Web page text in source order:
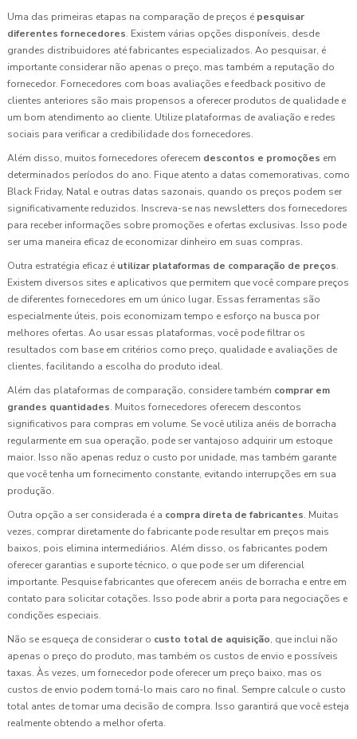
Uma das primeiras etapas na comparação de preços é pesquisar
diferentes fornecedores. Existem várias opções disponíveis, desde
grandes distribuidores até fabricantes especializados. Ao pesquisar, é
importante considerar não apenas o preço, mas também a reputação do
fornecedor. Fornecedores com boas avaliações e feedback positivo de
clientes anteriores são mais propensos a oferecer produtos de qualidade e
um bom atendimento ao cliente. Utilize plataformas de avaliação e redes
sociais para verificar a credibilidade dos fornecedores.
Além disso, muitos fornecedores oferecem descontos e promoções em
determinados períodos do ano. Fique atento a datas comemorativas, como
Black Friday, Natal e outras datas sazonais, quando os preços podem ser
significativamente reduzidos. Inscreva-se nas newsletters dos fornecedores
para receber informações sobre promoções e ofertas exclusivas. Isso pode
ser uma maneira eficaz de economizar dinheiro em suas compras.
Outra estratégia eficaz é utilizar plataformas de comparação de preços.
Existem diversos sites e aplicativos que permitem que você compare preços
de diferentes fornecedores em um único lugar. Essas ferramentas são
especialmente úteis, pois economizam tempo e esforço na busca por
melhores ofertas. Ao usar essas plataformas, você pode filtrar os
resultados com base em critérios como preço, qualidade e avaliações de
clientes, facilitando a escolha do produto ideal.
Além das plataformas de comparação, considere também comprar em
grandes quantidades. Muitos fornecedores oferecem descontos
significativos para compras em volume. Se você utiliza anéis de borracha
regularmente em sua operação, pode ser vantajoso adquirir um estoque
maior. Isso não apenas reduz o custo por unidade, mas também garante
que você tenha um fornecimento constante, evitando interrupções em sua
produção.
Outra opção a ser considerada é a compra direta de fabricantes. Muitas
vezes, comprar diretamente do fabricante pode resultar em preços mais
baixos, pois elimina intermediários. Além disso, os fabricantes podem
oferecer garantias e suporte técnico, o que pode ser um diferencial
importante. Pesquise fabricantes que oferecem anéis de borracha e entre em
contato para solicitar cotações. Isso pode abrir a porta para negociações e
condições especiais.
Não se esqueça de considerar o custo total de aquisição, que inclui não
apenas o preço do produto, mas também os custos de envio e possíveis
taxas. Às vezes, um fornecedor pode oferecer um preço baixo, mas os
custos de envio podem torná-lo mais caro no final. Sempre calcule o custo
total antes de tomar uma decisão de compra. Isso garantirá que você esteja
realmente obtendo a melhor oferta.